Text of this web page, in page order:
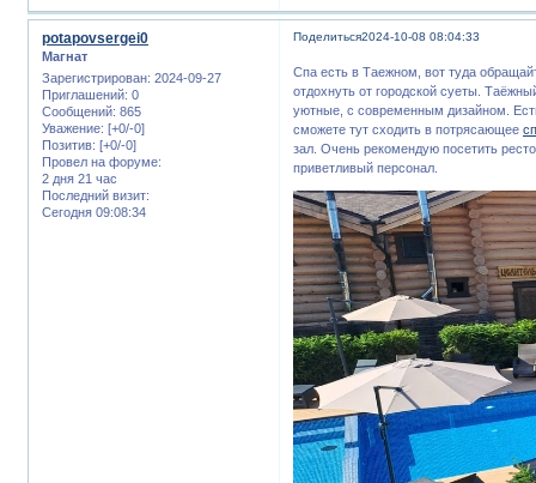
Поделиться2024-10-08 08:04:33
potapovsergei0
Магнат
Зарегистрирован: 2024-09-27
Приглашений: 0
Сообщений: 865
Уважение: [+0/-0]
Позитив: [+0/-0]
Провел на форуме:
2 дня 21 час
Последний визит:
Сегодня 09:08:34
Спа есть в Таежном, вот туда
отдохнуть от городской суеты.
уютные, с современным дизайном.
сможете тут сходить в потрясающее
зал. Очень рекомендую посетить
приветливый персонал.